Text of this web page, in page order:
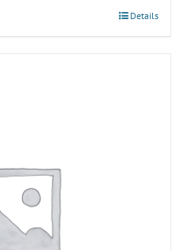
Details